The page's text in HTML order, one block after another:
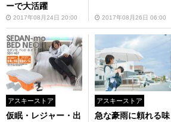
ーで大活躍
2017年08月24日 20:00 2017年08月26日 06:00
アスキーストア
仮眠・レジャー・出
アスキーストア
急な豪雨に頼れる味